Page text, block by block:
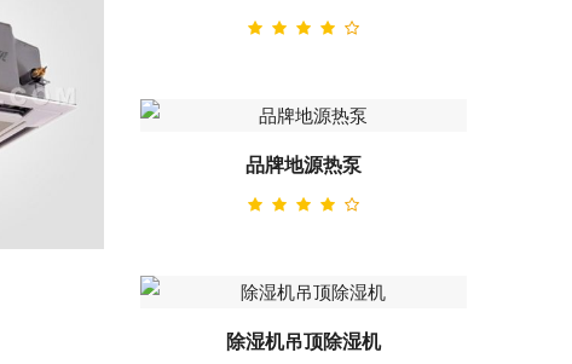
品牌地源热泵
除湿机吊顶除湿机